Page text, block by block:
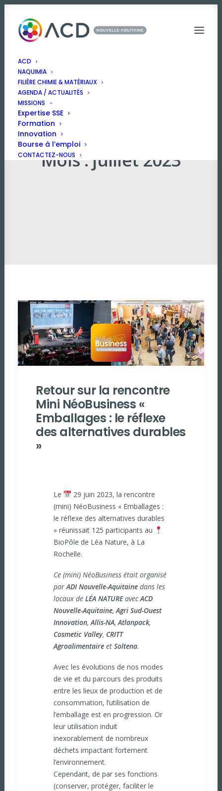
ACD
NAQUIMIA
FILIÈRE CHIMIE & MATÉRIAUX
AGENDA / ACTUALITÉS
MISSIONS
Expertise SSE
Formation
Innovation
Bourse à l’emploi
CONTACTEZ-NOUS
Mois : juillet 2023
Retour sur la rencontre
Mini NéoBusiness «
Emballages : le réflexe
des alternatives durables
»
Le
29 juin 2023, la rencontre
(mini) NéoBusiness « Emballages :
le réflexe des alternatives durables
» réunissait 125 participants au
BioPôle de Léa Nature, à La
Rochelle.
Ce (mini) NéoBusiness était organisé
par ADI Nouvelle-Aquitaine dans les
locaux de LÉA NATUREavecACD
Nouvelle-Aquitaine, Agri Sud-Ouest
Innovation, Allis-NA, Atlanpack,
Cosmetic Valley, CRITT
Agroalimentaire et Soltena.
Avec les évolutions de nos modes
de vie et du parcours des produits
entre les lieux de production et de
consommation, l’utilisation de
l’emballage est en progression. Or
leur utilisation induit
inexorablement de nombreux
déchets impactant fortement
l’environnement.
Cependant, de par ses fonctions
(conserver, protéger, faciliter le